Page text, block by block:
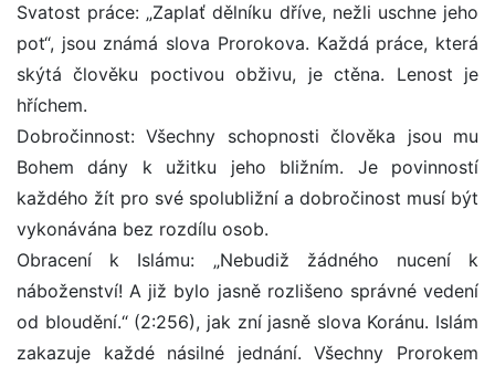
Svatost práce: „Zaplať dělníku dříve, nežli uschne jeho
pot“, jsou známá slova Prorokova. Každá práce, která
skýtá člověku poctivou obživu, je ctěna. Lenost je
hříchem.
Dobročinnost: Všechny schopnosti člověka jsou mu
Bohem dány k užitku jeho bližním. Je povinností
každého žít pro své spolubližní a dobročinost musí být
vykonávána bez rozdílu osob.
Obracení k Islámu: „Nebudiž žádného nucení k
náboženství! A již bylo jasně rozlišeno správné vedení
od bloudění.“ (2:256), jak zní jasně slova Koránu. Islám
zakazuje každé násilné jednání. Všechny Prorokem